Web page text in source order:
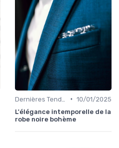
• 10/01/2025
L'élégance intemporelle de la
robe noire bohème